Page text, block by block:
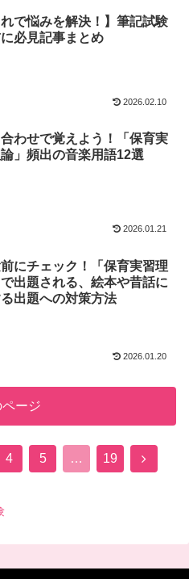
れで悩みを解決！】筆記試験
必見記事まとめ
2026.02.10
わせで覚えよう！「保育実
」頻出の音楽用語12選
2026.01.21
にチェック！「保育実習理
出題される、絵本や昔話に
出題への対策方法
2026.01.20
ページ
4 5 … 19
次